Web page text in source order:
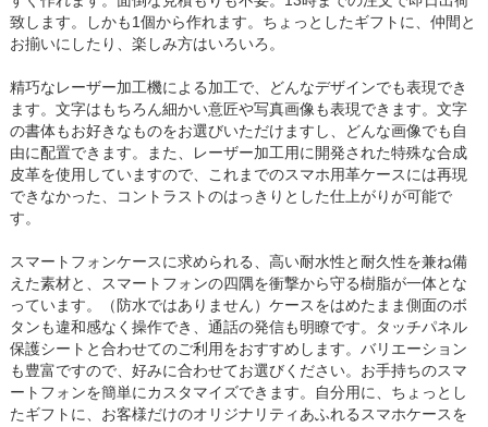
致します。しかも1個から作れます。ちょっとしたギフトに、仲間と
お揃いにしたり、楽しみ方はいろいろ。
精巧なレーザー加工機による加工で、どんなデザインでも表現でき
ます。文字はもちろん細かい意匠や写真画像も表現できます。文字
の書体もお好きなものをお選びいただけますし、どんな画像でも自
由に配置できます。また、レーザー加工用に開発された特殊な合成
皮革を使用していますので、これまでのスマホ用革ケースには再現
できなかった、コントラストのはっきりとした仕上がりが可能で
す。
スマートフォンケースに求められる、高い耐水性と耐久性を兼ね備
えた素材と、スマートフォンの四隅を衝撃から守る樹脂が一体とな
っています。（防水ではありません）ケースをはめたまま側面のボ
タンも違和感なく操作でき、通話の発信も明瞭です。タッチパネル
保護シートと合わせてのご利用をおすすめします。バリエーション
も豊富ですので、好みに合わせてお選びください。お手持ちのスマ
ートフォンを簡単にカスタマイズできます。自分用に、ちょっとし
たギフトに、お客様だけのオリジナリティあふれるスマホケースを